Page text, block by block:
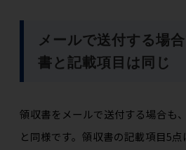
メールで送付する場
書と記載項目は同じ
領収書をメールで送付する場合も
と同様です。領収書の記載項目5